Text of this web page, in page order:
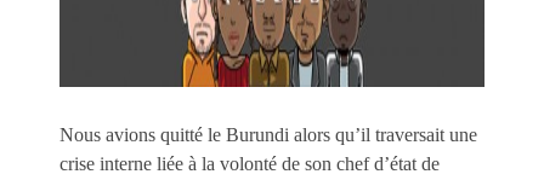
Nous avions quitté le Burundi alors qu’il traversait une
crise interne liée à la volonté de son chef d’état de